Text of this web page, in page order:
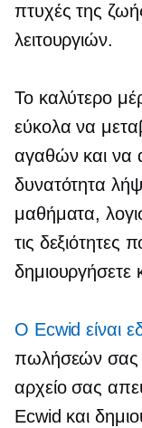
πτυχές της
λειτουργιών.
Το καλύτερο
εύκολα να
αγαθών και να
δυνατότητα
μαθήματα,
τις δεξιότητες
δημιουργήσετε
Ο Ecwid είναι
πωλήσεών σας
αρχείο σας
Ecwid και